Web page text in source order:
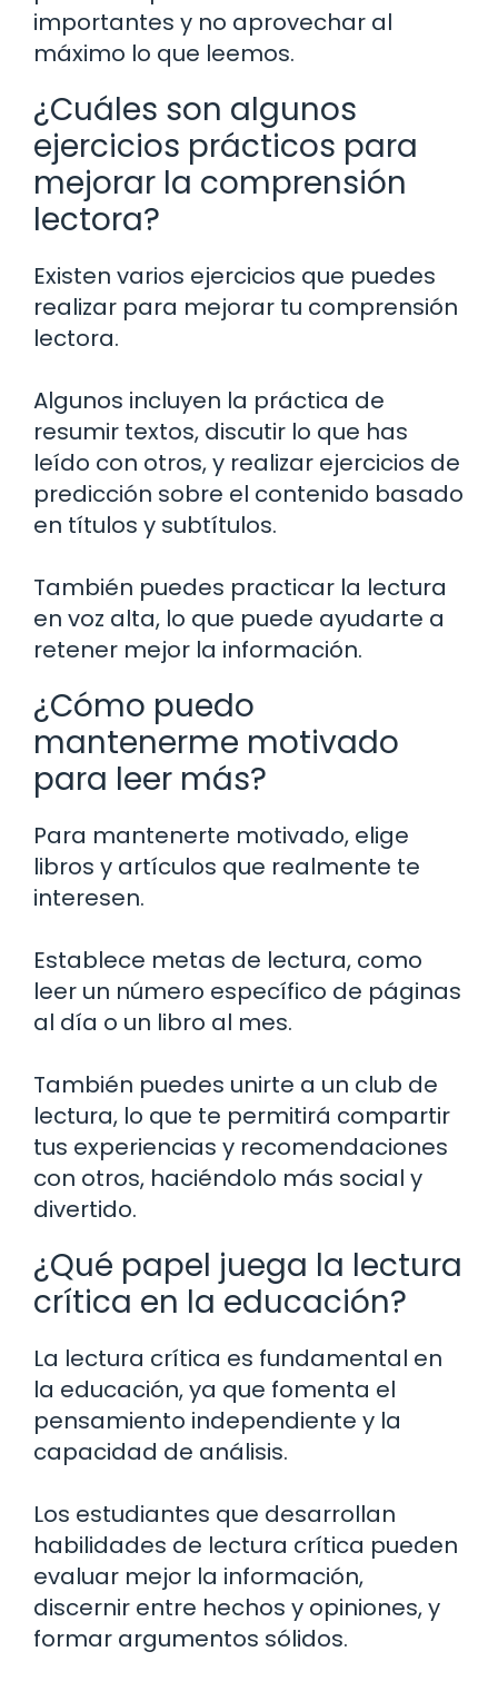
importantes y no aprovechar al
máximo lo que leemos.
¿Cuáles son algunos
ejercicios prácticos para
mejorar la comprensión
lectora?
Existen varios ejercicios que puedes
realizar para mejorar tu comprensión
lectora.
Algunos incluyen la práctica de
resumir textos, discutir lo que has
leído con otros, y realizar ejercicios de
predicción sobre el contenido basado
en títulos y subtítulos.
También puedes practicar la lectura
en voz alta, lo que puede ayudarte a
retener mejor la información.
¿Cómo puedo
mantenerme motivado
para leer más?
Para mantenerte motivado, elige
libros y artículos que realmente te
interesen.
Establece metas de lectura, como
leer un número específico de páginas
al día o un libro al mes.
También puedes unirte a un club de
lectura, lo que te permitirá compartir
tus experiencias y recomendaciones
con otros, haciéndolo más social y
divertido.
¿Qué papel juega la lectura
crítica en la educación?
La lectura crítica es fundamental en
la educación, ya que fomenta el
pensamiento independiente y la
capacidad de análisis.
Los estudiantes que desarrollan
habilidades de lectura crítica pueden
evaluar mejor la información,
discernir entre hechos y opiniones, y
formar argumentos sólidos.